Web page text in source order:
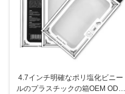
4.7インチ明確なポリ塩化ビニー
ルのプラスチックの箱OEM ODM